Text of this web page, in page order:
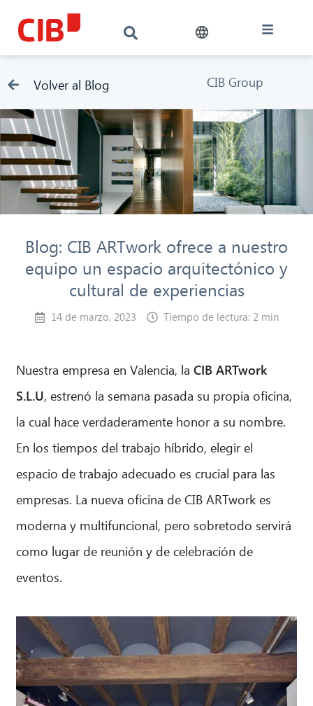
Volver al Blog CIB Group
Blog: CIB ARTwork ofrece a nuestro
equipo un espacio arquitectónico y
cultural de experiencias
14 de marzo, 2023 Tiempo de lectura: 2 min
Nuestra empresa en Valencia, la CIB ARTwork
S.L.U, estrenó la semana pasada su propia oficina,
la cual hace verdaderamente honor a su nombre.
En los tiempos del trabajo híbrido, elegir el
espacio de trabajo adecuado es crucial para las
empresas. La nueva oficina de CIB ARTwork es
moderna y multifuncional, pero sobretodo servirá
como lugar de reunión y de celebración de
eventos.